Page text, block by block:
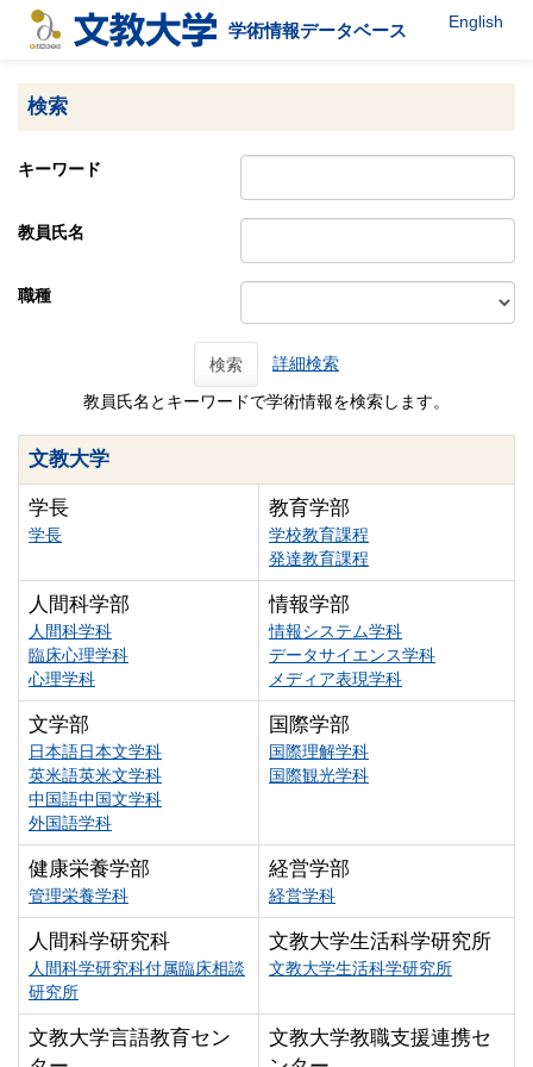
学術情報データベース English
検索
キーワード
教員氏名
職種
検索 詳細検索
教員氏名とキーワードで学術情報を検索します。
文教大学
学長
学長
教育学部
学校教育課程
発達教育課程
人間科学部
人間科学科
臨床心理学科
心理学科
情報学部
情報システム学科
データサイエンス学科
メディア表現学科
文学部
日本語日本文学科
英米語英米文学科
中国語中国文学科
外国語学科
国際学部
国際理解学科
国際観光学科
健康栄養学部
管理栄養学科
経営学部
経営学科
人間科学研究科
人間科学研究科付属臨床相談
研究所
文教大学生活科学研究所
文教大学生活科学研究所
文教大学言語教育セン
文教大学教職支援連携セ